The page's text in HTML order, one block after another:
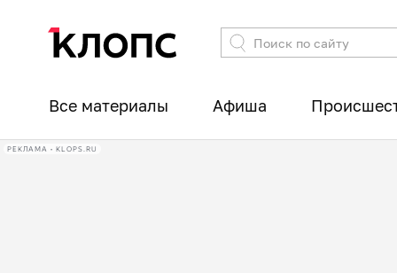
Все материалы Афиша
РЕКЛАМА • KLOPS.RU